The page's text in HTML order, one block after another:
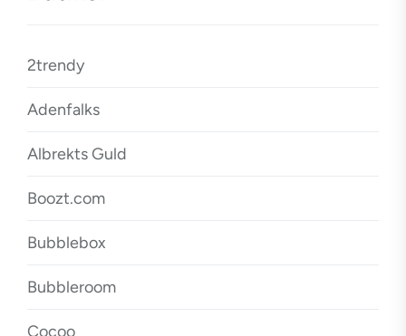
2trendy
Adenfalks
Albrekts Guld
Boozt.com
Bubblebox
Bubbleroom
Cocoo